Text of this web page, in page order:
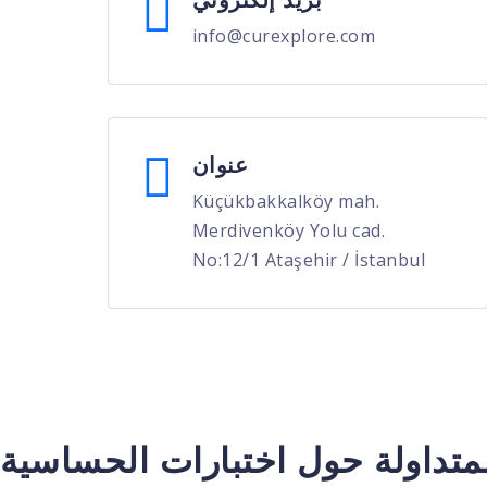
info@curexplore.com
عنوان
Küçükbakkalköy mah.
Merdivenköy Yolu cad.
No:12/1 Ataşehir / İstanbul
حول اختبارات الحساسية